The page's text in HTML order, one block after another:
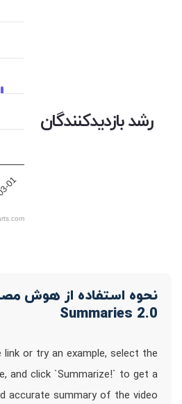
رشد بازدیدکنندگان
01
Summaries 2.0
link or try an example, select the
and click `Summarize!` to get a
accurate summary of the video